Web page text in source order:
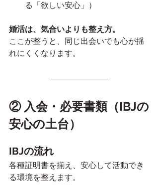
る「欲しい安心」）
婚活は、気合いよりも整え方。
ここが整うと、同じ出会いでも心が揺
れにくくなります。
② 入会・必要書類（IBJの
安心の土台）
IBJの流れ
各種証明書を揃え、安心して活動でき
る環境を整えます。